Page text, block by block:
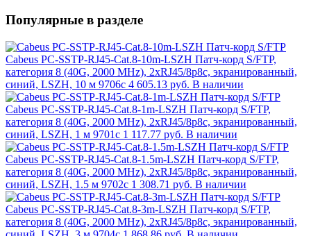
Популярные в разделе
Cabeus PC-SSTP-RJ45-Cat.8-10m-LSZH Патч-корд S/FTP,
категория 8 (40G, 2000 MHz), 2xRJ45/8p8c, экранированный,
синий, LSZH, 10 м 9706c 4 605.13 руб. В наличии
Cabeus PC-SSTP-RJ45-Cat.8-1m-LSZH Патч-корд S/FTP,
категория 8 (40G, 2000 MHz), 2xRJ45/8p8c, экранированный,
синий, LSZH, 1 м 9701c 1 117.77 руб. В наличии
Cabeus PC-SSTP-RJ45-Cat.8-1.5m-LSZH Патч-корд S/FTP,
категория 8 (40G, 2000 MHz), 2xRJ45/8p8c, экранированный,
синий, LSZH, 1.5 м 9702c 1 308.71 руб. В наличии
Cabeus PC-SSTP-RJ45-Cat.8-3m-LSZH Патч-корд S/FTP,
категория 8 (40G, 2000 MHz), 2xRJ45/8p8c, экранированный,